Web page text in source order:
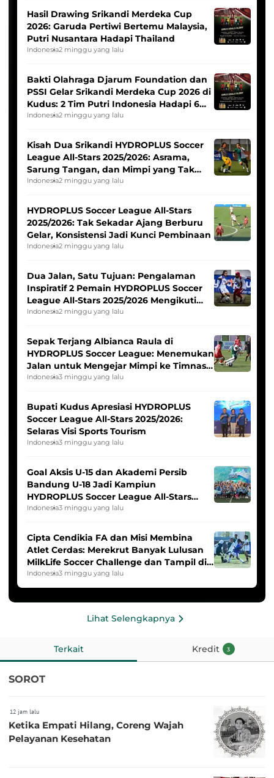
Hasil Drawing Srikandi Merdeka Cup
2026: Garuda Pertiwi Bertemu Malaysia,
Putri Nusantara Hadapi Thailand
Indonesia2 minggu yang lalu
Bakti Olahraga Djarum Foundation dan
PSSI Gelar Srikandi Merdeka Cup 2026 di
Kudus: 2 Tim Putri Indonesia Hadapi 6
Tim Asia
Indonesia2 minggu yang lalu
Kisah Dua Srikandi HYDROPLUS Soccer
League All-Stars 2025/2026: Asrama,
Sarung Tangan, dan Mimpi yang Tak
Pernah Padam
Indonesia2 minggu yang lalu
HYDROPLUS Soccer League All-Stars
2025/2026: Tak Sekadar Ajang Berburu
Gelar, Konsistensi Jadi Kunci Pembinaan
Indonesia2 minggu yang lalu
Dua Jalan, Satu Tujuan: Pengalaman
Inspiratif 2 Pemain HYDROPLUS Soccer
League All-Stars 2025/2026 Mengikuti
Seleksi Timnas Indonesia Putri
Indonesia2 minggu yang lalu
Sepak Terjang Albianca Raula di
HYDROPLUS Soccer League: Menemukan
Jalan untuk Mengejar Mimpi ke Timnas
Indonesia Putri
Indonesia3 minggu yang lalu
Bupati Kudus Apresiasi HYDROPLUS
Soccer League All-Stars 2025/2026:
Selaras Visi Sports Tourism
Indonesia3 minggu yang lalu
Goal Aksis U-15 dan Akademi Persib
Bandung U-18 Jadi Kampiun
HYDROPLUS Soccer League All-Stars
2025/2026
Indonesia3 minggu yang lalu
Cipta Cendikia FA dan Misi Membina
Atlet Cerdas: Merekrut Banyak Lulusan
MilkLife Soccer Challenge dan Tampil di
HYDROPLUS Soccer League
Indonesia3 minggu yang lalu
Lihat Selengkapnya
Terkait Kredit 3
SOROT
12 jam lalu
Ketika Empati Hilang, Coreng Wajah
Pelayanan Kesehatan